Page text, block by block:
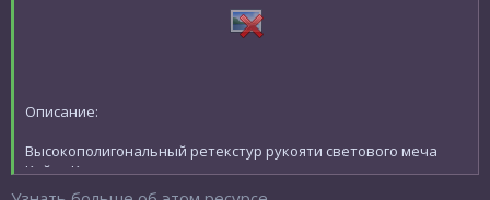
Описание:
Высокополигональный ретекстур рукояти светового меча
Кайло Катарна.